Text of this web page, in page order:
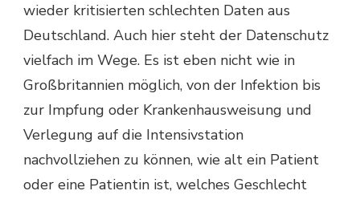
wieder kritisierten schlechten Daten aus
Deutschland. Auch hier steht der Datenschutz
vielfach im Wege. Es ist eben nicht wie in
Großbritannien möglich, von der Infektion bis
zur Impfung oder Krankenhausweisung und
Verlegung auf die Intensivstation
nachvollziehen zu können, wie alt ein Patient
oder eine Patientin ist, welches Geschlecht